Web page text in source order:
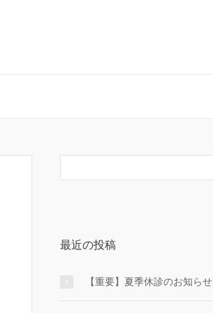
最近の投稿
【重要】夏季休診のお知らせ